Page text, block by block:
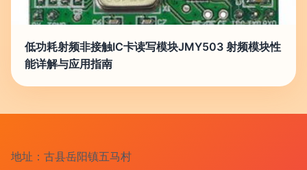
低功耗射频非接触IC卡读写模块JMY503 射频模块性
能详解与应用指南
地址：古县岳阳镇五马村